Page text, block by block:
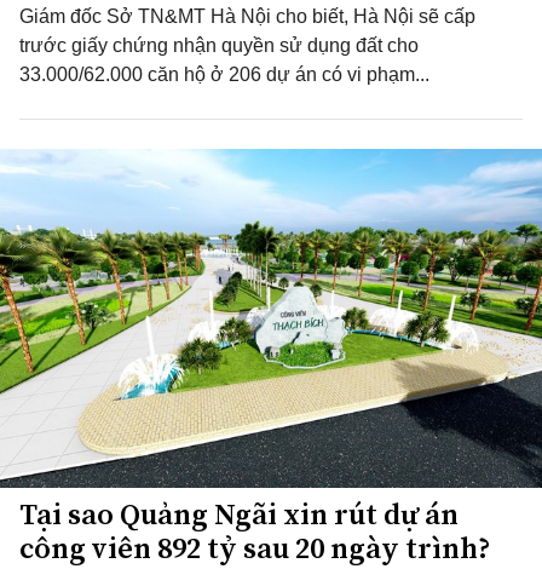
Giám đốc Sở TN&MT Hà Nội cho biết, Hà Nội sẽ cấp
trước giấy chứng nhận quyền sử dụng đất cho
33.000/62.000 căn hộ ở 206 dự án có vi phạm...
Tại sao Quảng Ngãi xin rút dự án
công viên 892 tỷ sau 20 ngày trình?